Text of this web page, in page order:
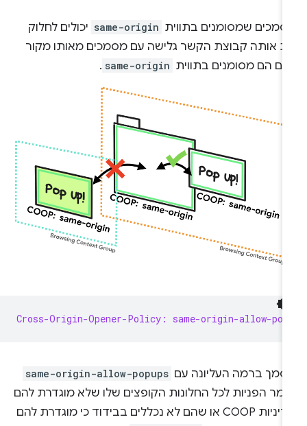
שמסומנים בתווית same-origin יכולים לחלוק
אותה קבוצת הקשר גלישה עם מסמכים מאותו מקור
הם מסומנים בתווית same-origin
.
Cross-Origin-Opener-Policy: same-origin-allow-
ברמה העליונה עם same-origin-allow-popups
הפניות לכל החלונות הקופצים שלו שלא מוגדרת להם
מדיניות COOP או שהם לא נכללים בבידוד כי מוגדרת להם